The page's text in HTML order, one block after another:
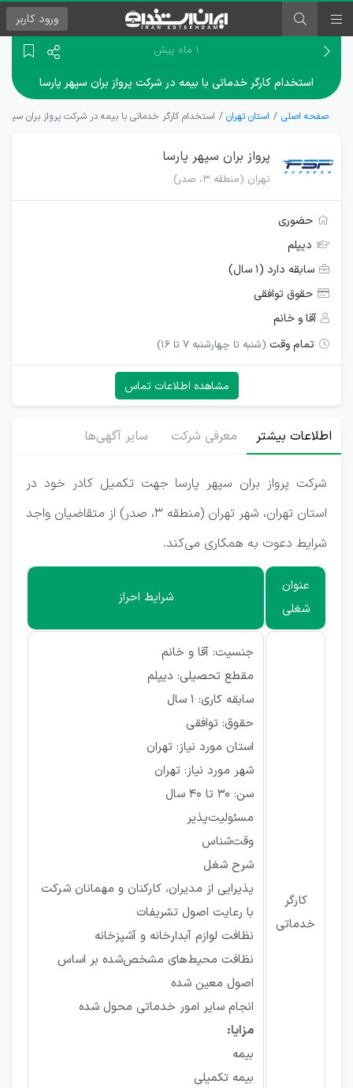
ورود کاربر
۱ ماه پیش
استخدام کارگر خدماتی با بیمه در شرکت پرواز بران سپهر پارسا
صفحه اصلی استان تهران استخدام کارگر خدماتی با بیمه در شرکت پرواز بران سپهر
پرواز بران سپهر پارسا
تهران (منطقه ۳، صدر)
حضوری
دیپلم
سابقه دارد (۱ سال)
حقوق توافقی
آقا و خانم
تمام وقت (شنبه تا چهارشنبه 7 تا 16)
مشاهده اطلاعات تماس
اطلاعات بیشتر معرفی شرکت سایر آگهی‌ها
شرکت پرواز بران سپهر پارسا جهت تکمیل کادر خود در
استان تهران، شهر تهران (منطقه ۳، صدر) از متقاضیان واجد
شرایط دعوت به همکاری می‌کند.
عنوان
شغلی
شرایط احراز
کارگر
خدماتی
جنسیت: آقا و خانم
مقطع تحصیلی: دیپلم
سابقه کاری: ۱ سال
حقوق: توافقی
استان مورد نیاز: تهران
شهر مورد نیاز: تهران
سن: 30 تا 40 سال
مسئولیت‌پذیر
وقت‌شناس
شرح شغل
پذیرایی از مدیران، کارکنان و مهمانان شرکت
با رعایت اصول تشریفات
نظافت لوازم آبدارخانه و آشپزخانه
نظافت محیط‌های مشخص‌شده بر اساس
اصول معین شده
انجام سایر امور خدماتی محول شده
مزایا:
بیمه
بیمه تکمیلی